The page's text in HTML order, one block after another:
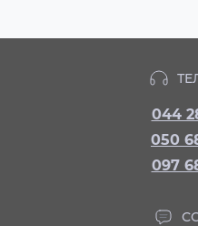
044
050
097